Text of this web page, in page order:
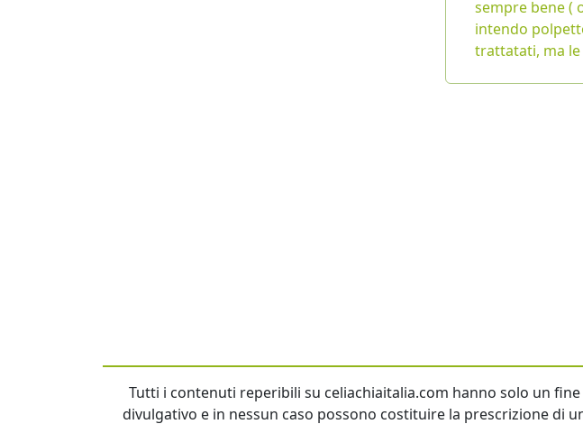
sempre bene (
intendo
trattatati, ma le
Tutti i contenuti reperibili su celiachiaitalia.com hanno solo un fine
divulgativo e in nessun caso possono costituire la prescrizione di